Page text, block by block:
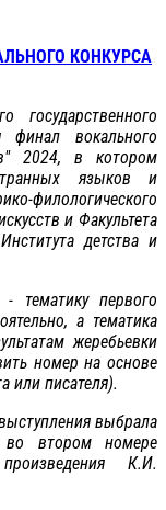
КОНКУРСА
финал вокального
2024, в котором
языков и
филологического
и Факультета
детства и
тематику первого
а тематика
жеребьевки
номер на основе
или писателя).
выбрала
втором номере
К.И.